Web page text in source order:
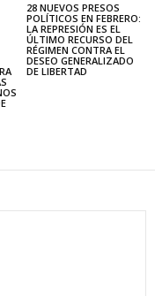
28 NUEVOS PRESOS
POLÍTICOS EN FEBRERO:
LA REPRESIÓN ES EL
ÚLTIMO RECURSO DEL
RÉGIMEN CONTRA EL
DESEO GENERALIZADO
DE LIBERTAD